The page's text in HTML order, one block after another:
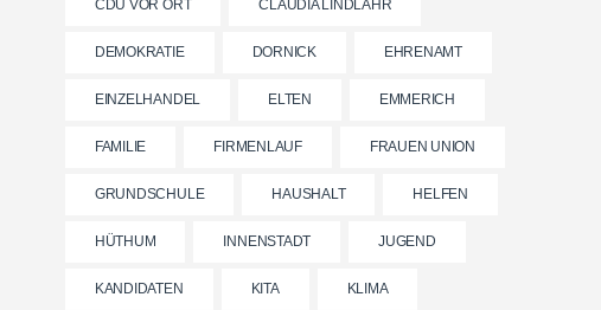
CDU VOR ORT CLAUDIA LINDLAHR
DEMOKRATIE DORNICK EHRENAMT
EINZELHANDEL ELTEN EMMERICH
FAMILIE FIRMENLAUF FRAUEN UNION
GRUNDSCHULE HAUSHALT HELFEN
HÜTHUM INNENSTADT JUGEND
KANDIDATEN KITA KLIMA